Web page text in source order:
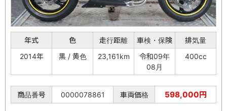
年式 色 走行距離 車検・保険
排気量
2014年
黒 / 黄色 23,161km
令和09年
08月
400cc
商品番号 0000078861 車両価格 598,000円